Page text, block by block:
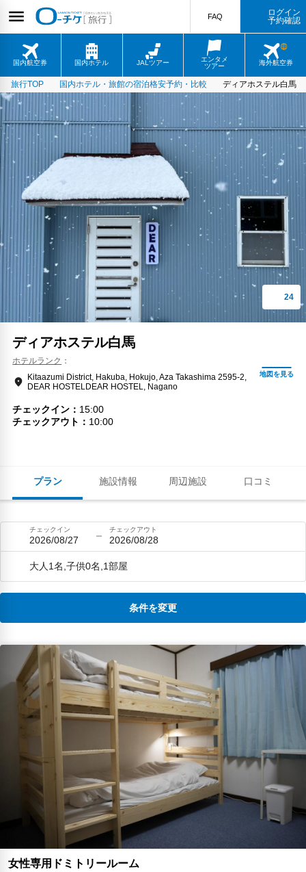
国内航空券 国内ホテル JALツアー
エンタメ
ツアー
海外航空券
FAQ
ログイン
予約確認
旅行TOP 国内ホテル・旅館の宿泊格安予約・比較 ディアホステル白馬
プラン 施設情報 周辺施設 口コミ
ディアホステル白馬
ホテルランク
Kitaazumi District, Hakuba, Hokujo, Aza Takashima 2595-2,
DEAR HOSTELDEAR HOSTEL, Nagano
チェックイン
15:00
チェックアウト
10:00
チェックイン
2026/08/27
チェックアウト
2026/08/28
大人1名,子供0名,1部屋
条件を変更
女性専用ドミトリールーム